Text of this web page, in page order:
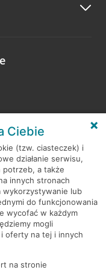
o wizycie.
Ciebie
(tzw. ciasteczek) i
działanie serwisu,
a także
innych stronach
lub
do funkcjonowania
wycofać w każdym
mogli
oferty na tej i innych
na stronie